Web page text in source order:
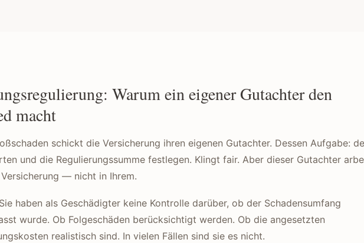
Warum ein eigener Gutachter den
macht
schickt die Versicherung ihren eigenen Gutachter. Dessen Aufgabe:
und die Regulierungssumme festlegen. Klingt fair. Aber dieser Gutachter
— nicht in Ihrem.
haben als Geschädigter keine Kontrolle darüber, ob der Schadensumfang
wurde. Ob Folgeschäden berücksichtigt werden. Ob die angesetzten
realistisch sind. In vielen Fällen sind sie es nicht.